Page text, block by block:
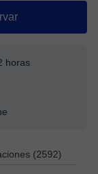
horas
(2592)